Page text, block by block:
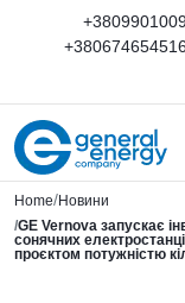
+380674654516
Home Новини
GE Vernova запускає
сонячних
проєктом потужністю